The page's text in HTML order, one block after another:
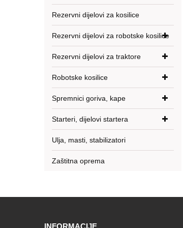
Rezervni dijelovi za kosilice
Rezervni dijelovi za robotske kosilice
Rezervni dijelovi za traktore
Robotske kosilice
Spremnici goriva, kape
Starteri, dijelovi startera
Ulja, masti, stabilizatori
Zaštitna oprema
INFORMACIJE